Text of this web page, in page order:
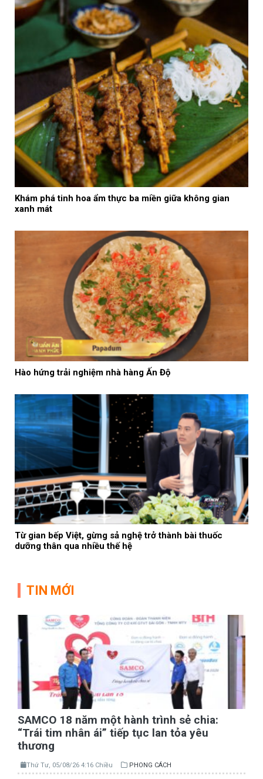
Khám phá tinh hoa ẩm thực ba miền giữa không gian
xanh mát
Hào hứng trải nghiệm nhà hàng Ấn Độ
Từ gian bếp Việt, gừng sả nghệ trở thành bài thuốc
dưỡng thân qua nhiều thế hệ
TIN MỚI
SAMCO 18 năm một hành trình sẻ chia:
“Trái tim nhân ái” tiếp tục lan tỏa yêu
thương
Thứ Tư, 05/08/26 4:16 Chiều PHONG CÁCH